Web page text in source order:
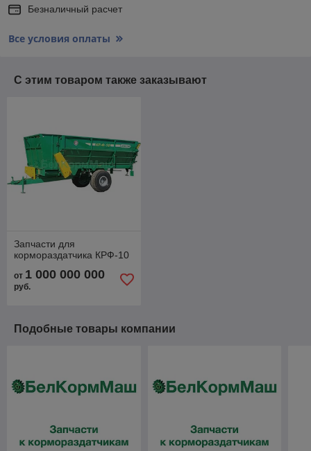
Безналичный расчет
Все условия оплаты
С этим товаром также заказывают
Запчасти для
кормораздатчика КРФ-10
от 1 000 000 000
руб.
Подобные товары компании